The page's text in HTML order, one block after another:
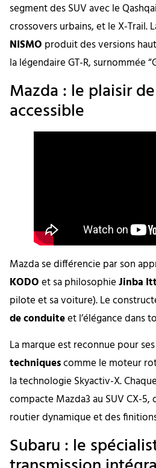
segment des SUV avec le
crossovers urbains, et le X-Trail.
NISMO produit des versions
la légendaire GT-R, surnommée
Mazda : le plaisir
accessible
Mazda se différencie par son
KODOet sa philosophieJinba
pilote et sa voiture). Le
de conduiteet l’élégance dans
La marque est reconnue pour ses
techniquescomme le moteur
la technologie Skyactiv-X.
compacte Mazda3 au SUV CX-
routier dynamique et des
Subaru : le